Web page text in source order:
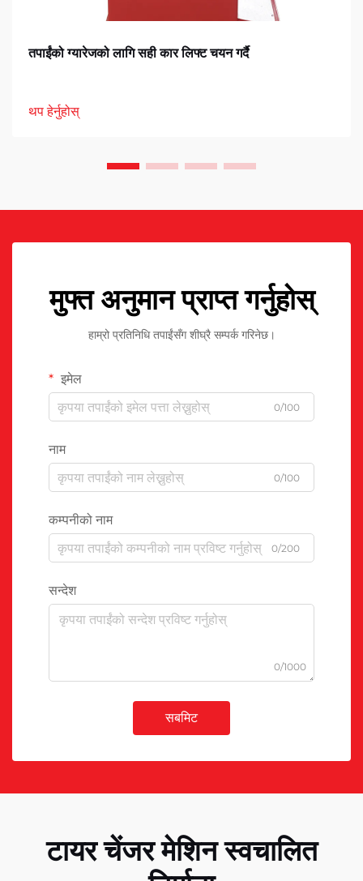
तपाईंको ग्यारेजको लागि सही कार लिफ्ट चयन गर्दै
थप हेर्नुहोस्
मुफ्त अनुमान प्राप्त गर्नुहोस्
हाम्रो प्रतिनिधि तपाईंसँग शीघ्रै सम्पर्क गरिनेछ।
इमेल
0/100
नाम
0/100
कम्पनीको नाम
0/200
सन्देश
0/1000
सबमिट
टायर चेंजर मेशिन स्वचालित